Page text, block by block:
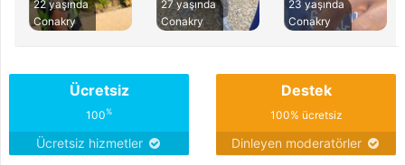
22 yaşında
Conakry
27 yaşında
Conakry
23 yaşında
Conakry
Ücretsiz
100%
Ücretsiz hizmetler
Destek
100% ücretsiz
Dinleyen moderatörler